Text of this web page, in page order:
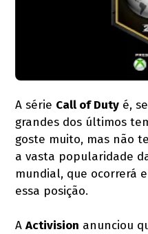
A série Call of Duty é,
grandes dos últimos
goste muito, mas não
a vasta popularidade
mundial, que ocorrerá
essa posição.
AActivision anunciou